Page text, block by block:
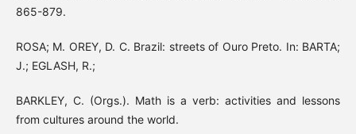
865-879.
ROSA; M. OREY, D. C. Brazil: streets of Ouro Preto. In: BARTA;
J.; EGLASH, R.;
BARKLEY, C. (Orgs.). Math is a verb: activities and lessons
from cultures around the world.